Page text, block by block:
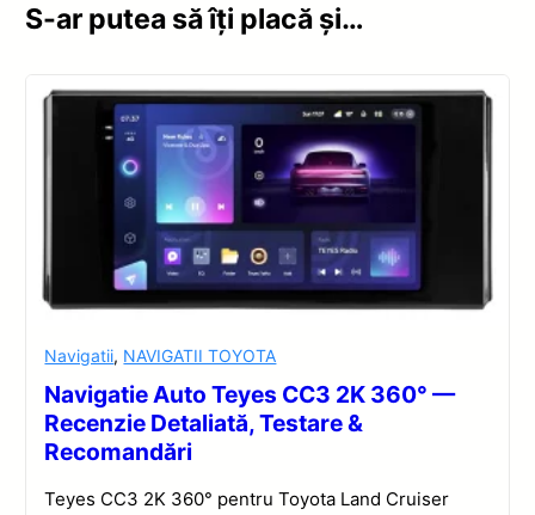
S-ar putea să îți placă și…
Navigatii, NAVIGATII TOYOTA
Navigatie Auto Teyes CC3 2K 360° —
Recenzie Detaliată, Testare &
Recomandări
Teyes CC3 2K 360° pentru Toyota Land Cruiser